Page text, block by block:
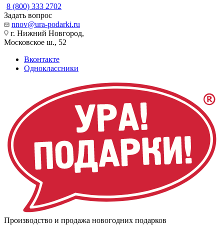
8 (800) 333 2702
Задать вопрос
nnov@ura-podarki.ru
г. Нижний Новгород,
Московское ш., 52
Вконтакте
Одноклассники
Производство и продажа новогодних подарков